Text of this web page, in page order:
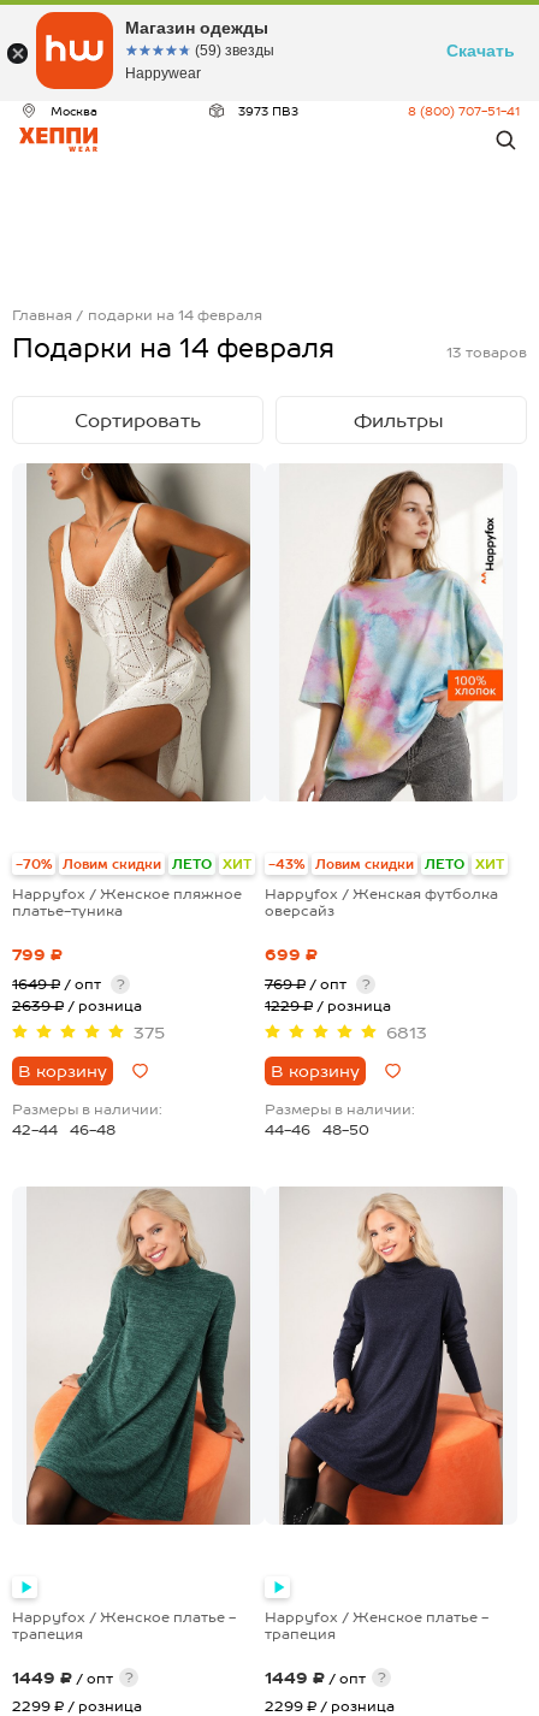
Москва 3973 ПВЗ 8 (800) 707-51-41
Главная подарки на 14 февраля
Подарки на 14 февраля 13 товаров
-70% Ловим скидки ЛЕТО ХИТ
Happyfox / Женское пляжное
платье-туника
799 ₽
1649 ₽ / опт
?
2639 ₽ / розница
375
В корзину
Размеры в наличии:
42-44
46-48
-43% Ловим скидки ЛЕТО ХИТ
Happyfox / Женская футболка
оверсайз
699 ₽
769 ₽ / опт
?
1229 ₽ / розница
6813
В корзину
Размеры в наличии:
44-46
48-50
Happyfox / Женское платье -
трапеция
1449 ₽ / опт
?
2299 ₽ / розница
Happyfox / Женское платье -
трапеция
1449 ₽ / опт
?
2299 ₽ / розница
Магазин одежды
☆☆☆☆☆
★★★★★ (59) звезды
Happywear
Скачать